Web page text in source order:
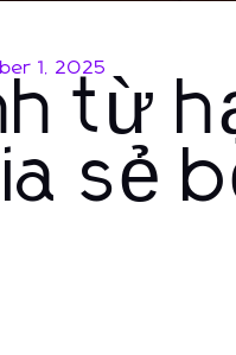
1, 2025
từ
sẻ